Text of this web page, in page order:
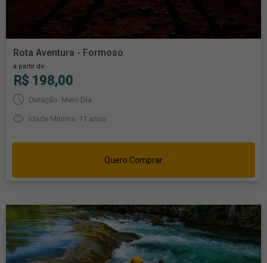
Rota Aventura - Formoso
à partir de
R$ 198,00
Duração: Meio Dia
Idade Mínima: 11 anos
Quero Comprar